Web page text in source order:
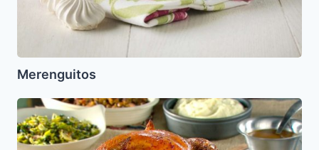
Merenguitos
Pavo
Relleno